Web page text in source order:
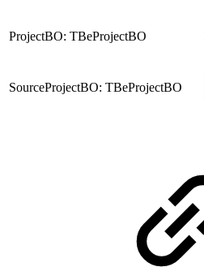
ProjectBO: TBeProjectBO
SourceProjectBO: TBeProjectBO